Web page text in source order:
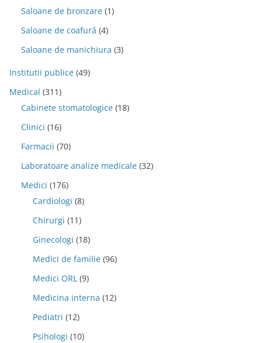
Saloane de bronzare (1)
Saloane de coafură (4)
Saloane de manichiura (3)
Institutii publice (49)
Medical (311)
Cabinete stomatologice (18)
Clinici (16)
Farmacii (70)
Laboratoare analize medicale (32)
Medici (176)
Cardiologi (8)
Chirurgi (11)
Ginecologi (18)
Medici de familie (96)
Medici ORL (9)
Medicina interna (12)
Pediatri (12)
Psihologi (10)